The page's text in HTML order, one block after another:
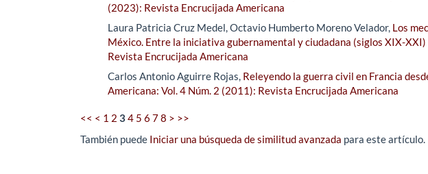
(2023): Revista Encrucijada Americana
Laura Patricia Cruz Medel, Octavio Humberto Moreno Velador, Los
México. Entre la iniciativa gubernamental y ciudadana (siglos XIX-XXI)
Revista Encrucijada Americana
Carlos Antonio Aguirre Rojas, Releyendo la guerra civil en Francia
Americana: Vol. 4 Núm. 2 (2011): Revista Encrucijada Americana
<< < 1 2 34 5 6 78 > >>
También puede Iniciar una búsqueda de similitud avanzada para este artículo.